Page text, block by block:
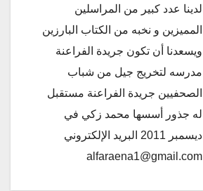
لدينا عدد كبير من المراسلين
المميزين و نخبه من الكتاب البارزين
ويسعدنا أن تكون جريدة الفراعنة
مدرسه لتخريج جيل من شباب
الصحفيين جريدة الفراعنة مستقبل
له جذور أسسها محمد زكي في
ديسمبر 2011 البريد الإلكتروني
alfaraena1@gmail.com